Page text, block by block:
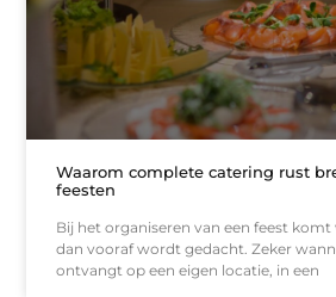
Waarom complete catering rust
feesten
Bij het organiseren van een feest komt
dan vooraf wordt gedacht. Zeker
ontvangt op een eigen locatie, in een